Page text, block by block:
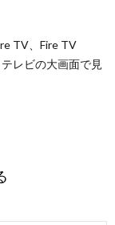
TV、Fire TV
レビの大画面で見